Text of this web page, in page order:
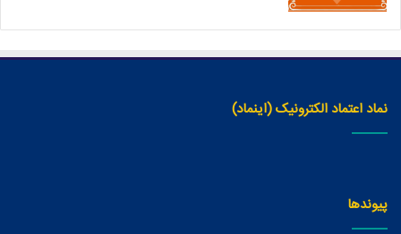
نماد اعتماد الکترونیک (اینماد)
پیوندها